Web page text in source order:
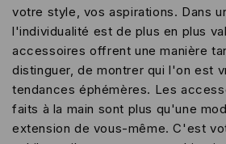
votre style, vos aspirations. Dans
l'individualité est de plus en plus
accessoires offrent une manière
distinguer, de montrer qui l'on est
tendances éphémères. Les
faits à la main sont plus qu'une
extension de vous-même. C'est